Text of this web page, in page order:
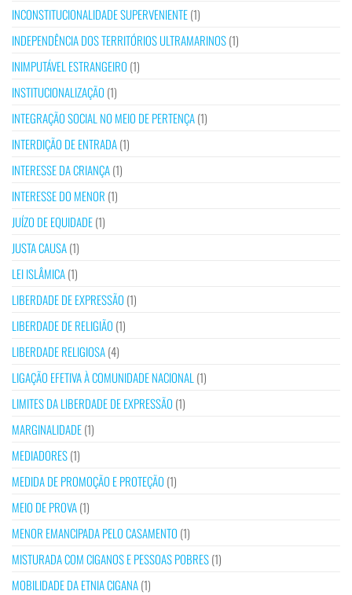
INCONSTITUCIONALIDADE SUPERVENIENTE(1)
INDEPENDÊNCIA DOS TERRITÓRIOS ULTRAMARINOS(1)
INIMPUTÁVEL ESTRANGEIRO (1)
INSTITUCIONALIZAÇÃO (1)
INTEGRAÇÃO SOCIAL NO MEIO DE PERTENÇA(1)
INTERDIÇÃO DE ENTRADA(1)
INTERESSE DA CRIANÇA(1)
INTERESSE DO MENOR (1)
JUÍZO DE EQUIDADE(1)
JUSTA CAUSA(1)
LEI ISLÂMICA(1)
LIBERDADE DE EXPRESSÃO (1)
LIBERDADE DE RELIGIÃO (1)
LIBERDADE RELIGIOSA(4)
LIGAÇÃO EFETIVA À COMUNIDADE NACIONAL (1)
LIMITES DA LIBERDADE DE EXPRESSÃO (1)
MARGINALIDADE(1)
MEDIADORES(1)
MEDIDA DE PROMOÇÃO E PROTEÇÃO (1)
MEIO DE PROVA(1)
MENOR EMANCIPADA PELO CASAMENTO (1)
MISTURADA COM CIGANOS E PESSOAS POBRES(1)
MOBILIDADE DA ETNIA CIGANA(1)